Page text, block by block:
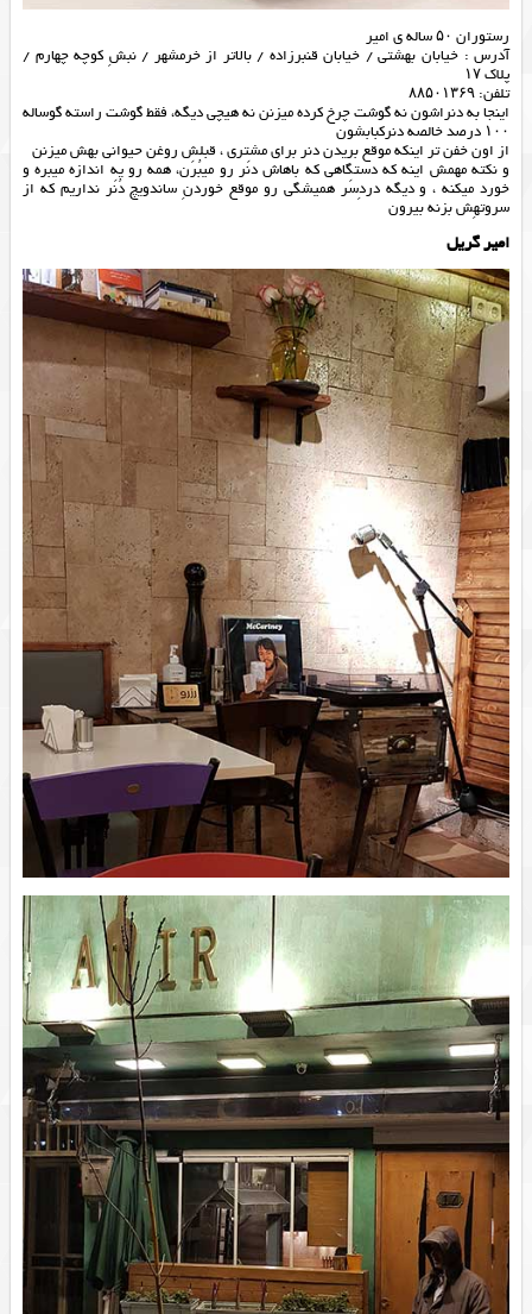
رستوران ۵۰ ساله ی امیر
آدرس : خیابان بهشتی / خیابان قنبرزاده / بالاتر از خرمشهر / نبشِ کوچه چهارم /
پلاک ۱۷
تلفن: ۸۸۵۰۱۳۶۹
اینجا به دنراشون نه گوشت چرخ کرده میزنن نه هیچی دیگه، فقط گوشت راسته‌ گوساله
۱۰۰ درصد خالصه دنرکبابشون
از اون خفن تر اینکه موقع بریدن دنر برای مشتری ، قبلش روغن حیوانی بهش میزنن
و نکته مهمش اینه که دستگاهی که باهاش دنَر رو‌ میبُرَن، همه رو‌ یه اندازه میبره و
خورد میکنه ، و دیگه دردِسَر همیشگی رو‌ موقع خوردنِ ساندویچ دُنَر نداریم که از
سروتهِش بزنه بيرون
امیر گریل